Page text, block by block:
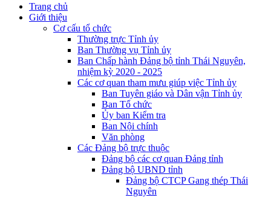
Trang chủ
Giới thiệu
Cơ cấu tổ chức
Thường trực Tỉnh ủy
Ban Thường vụ Tỉnh ủy
Ban Chấp hành Đảng bộ tỉnh Thái Nguyên,
nhiệm kỳ 2020 - 2025
Các cơ quan tham mưu giúp việc Tỉnh ủy
Ban Tuyên giáo và Dân vận Tỉnh ủy
Ban Tổ chức
Ủy ban Kiểm tra
Ban Nội chính
Văn phòng
Các Đảng bộ trực thuộc
Đảng bộ các cơ quan Đảng tỉnh
Đảng bộ UBND tỉnh
Đảng bộ CTCP Gang thép Thái
Nguyên